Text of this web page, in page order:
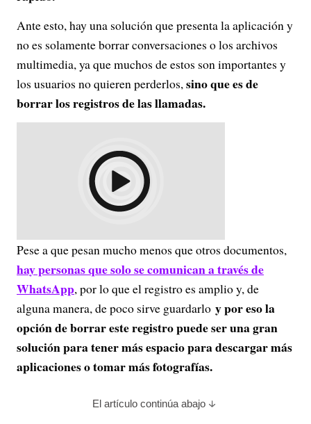
Ante esto, hay una solución que presenta la aplicación y
no es solamente borrar conversaciones o los archivos
multimedia, ya que muchos de estos son importantes y
los usuarios no quieren perderlos,sino que es de
borrar los registros de las llamadas.
Pese a que pesan mucho menos que otros documentos,
hay personas que solo se comunican a través de
WhatsApp, por lo que el registro es amplio y, de
alguna manera, de poco sirve guardarlo y por eso la
opción de borrar este registro puede ser una gran
solución para tener más espacio para descargar más
aplicaciones o tomar más fotografías.
El artículo continúa abajo